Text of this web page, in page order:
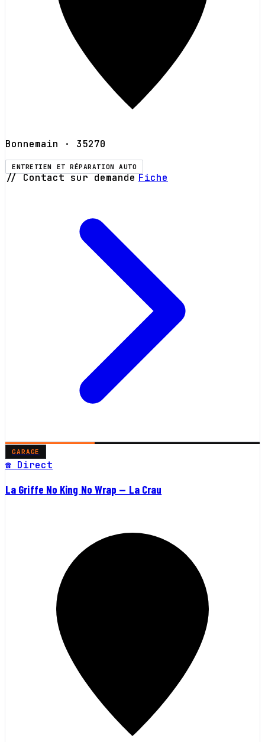
Bonnemain · 35270
ENTRETIEN ET RÉPARATION AUTO
// Contact sur demande Fiche
GARAGE
☎ Direct
La Griffe No King No Wrap — La Crau